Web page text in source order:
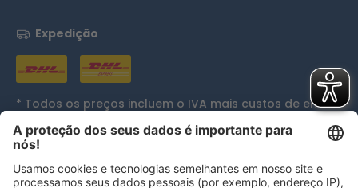
Expedição
* Todos os preços incluem o IVA mais custos de envio
e, se aplicável, custos de entrega em dinheiro, exceto
se indicado de outra forma.
Reconhecimentos